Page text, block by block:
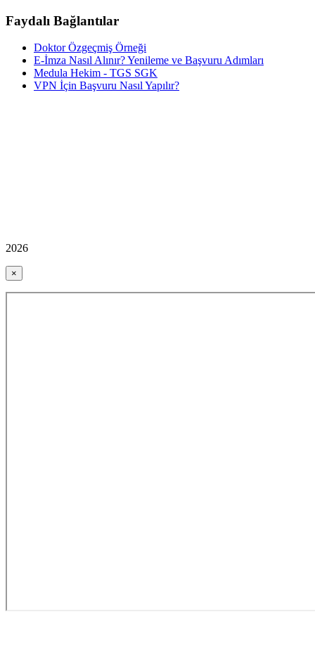
Faydalı Bağlantılar
Doktor Özgeçmiş Örneği
E-İmza Nasıl Alınır? Yenileme ve Başvuru Adımları
Medula Hekim - TGS SGK
VPN İçin Başvuru Nasıl Yapılır?
2026
×